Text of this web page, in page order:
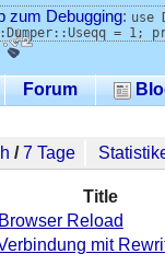
zum Debugging: use
= 1;
Forum
/7 Tage
Title
Reload
mit